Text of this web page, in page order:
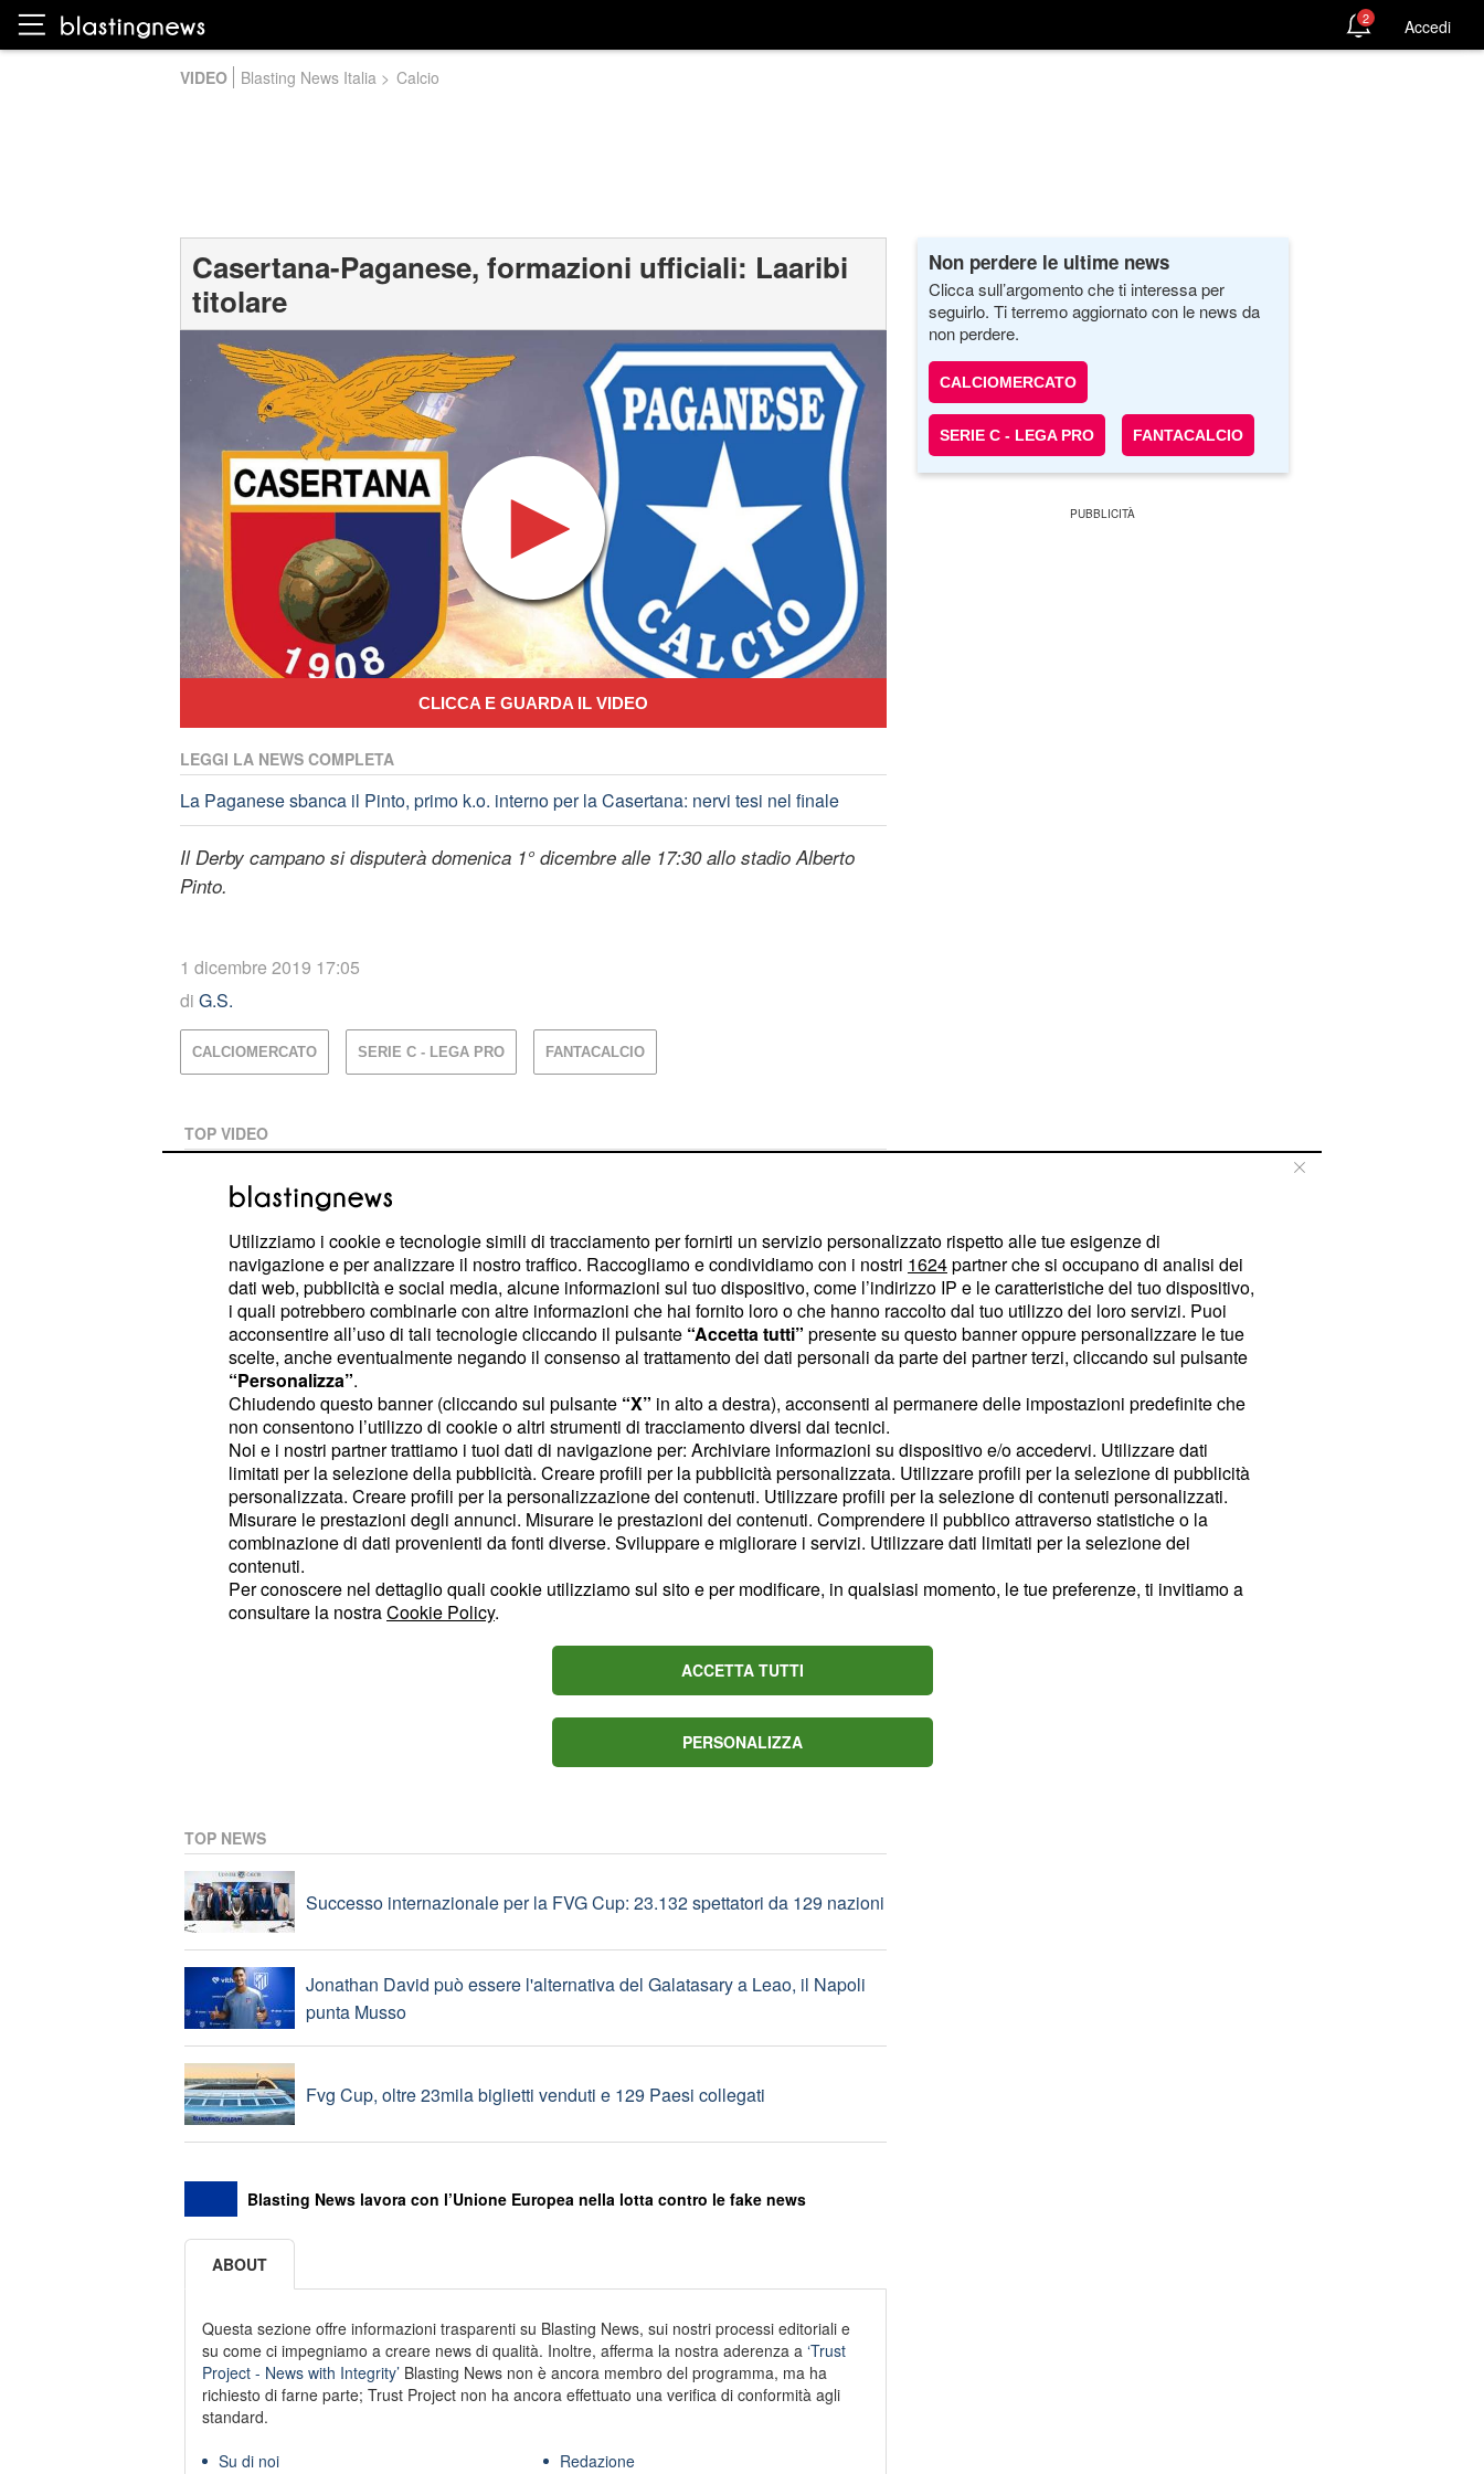
VIDEO Blasting News Italia > Calcio
Casertana-Paganese, formazioni ufficiali: Laaribi
titolare
CLICCA E GUARDA IL VIDEO
LEGGI LA NEWS COMPLETA
La Paganese sbanca il Pinto, primo k.o. interno per la Casertana: nervi tesi nel finale
Il Derby campano si disputerà domenica 1° dicembre alle 17:30 allo stadio Alberto
Pinto.
1 dicembre 2019 17:05
di G.S.
CALCIOMERCATO SERIE C - LEGA PRO FANTACALCIO
TOP VIDEO
Eurogol di Zhegrova, la Juve batte il Chelsea
Milan-Inter in Australia, finisce in parità il primo derby della stagione
PLAYLIST
Gonzalez all'Inter e Frattesi alla Juve ma l'operazione non convince i tifosi
nerazzurri
Inter: presentato Stones, passi avanti anche per Romero
Addio a Franco Baresi, ci lascia 'il capitano' rossonero
Roma: presentato Santiago Castro, in arrivo Koulierakis per la difesa
TOP NEWS
Successo internazionale per la FVG Cup: 23.132 spettatori da 129 nazioni
Jonathan David può essere l'alternativa del Galatasary a Leao, il Napoli
punta Musso
Fvg Cup, oltre 23mila biglietti venduti e 129 Paesi collegati
Blasting News lavora con l’Unione Europea nella lotta contro le fake news
ABOUT
Questa sezione offre informazioni trasparenti su Blasting News, sui nostri processi editoriali e
su come ci impegniamo a creare news di qualità. Inoltre, afferma la nostra aderenza a ‘Trust
Project - News with Integrity’Blasting News non è ancora membro del programma, ma ha
richiesto di farne parte; Trust Project non ha ancora effettuato una verifica di conformità agli
standard.
Su di noi
Redazione
Non perdere le ultime news
Clicca sull’argomento che ti interessa per
seguirlo. Ti terremo aggiornato con le news da
non perdere.
CALCIOMERCATO
SERIE C - LEGA PRO FANTACALCIO
2 Accedi
Utilizziamo i cookie e tecnologie simili di tracciamento per fornirti un servizio personalizzato rispetto alle tue esigenze di
navigazione e per analizzare il nostro traffico. Raccogliamo e condividiamo con i nostri 1624partner che si occupano di analisi dei
dati web, pubblicità e social media, alcune informazioni sul tuo dispositivo, come l’indirizzo IP e le caratteristiche del tuo dispositivo,
i quali potrebbero combinarle con altre informazioni che hai fornito loro o che hanno raccolto dal tuo utilizzo dei loro servizi. Puoi
acconsentire all’uso di tali tecnologie cliccando il pulsante “Accetta tutti” presente su questo banner oppure personalizzare le tue
scelte, anche eventualmente negando il consenso al trattamento dei dati personali da parte dei partner terzi, cliccando sul pulsante
“Personalizza”.
Chiudendo questo banner (cliccando sul pulsante “X” in alto a destra), acconsenti al permanere delle impostazioni predefinite che
non consentono l’utilizzo di cookie o altri strumenti di tracciamento diversi dai tecnici.
Noi e i nostri partner trattiamo i tuoi dati di navigazione per: Archiviare informazioni su dispositivo e/o accedervi. Utilizzare dati
limitati per la selezione della pubblicità. Creare profili per la pubblicità personalizzata. Utilizzare profili per la selezione di pubblicità
personalizzata. Creare profili per la personalizzazione dei contenuti. Utilizzare profili per la selezione di contenuti personalizzati.
Misurare le prestazioni degli annunci. Misurare le prestazioni dei contenuti. Comprendere il pubblico attraverso statistiche o la
combinazione di dati provenienti da fonti diverse. Sviluppare e migliorare i servizi. Utilizzare dati limitati per la selezione dei
contenuti.
Per conoscere nel dettaglio quali cookie utilizziamo sul sito e per modificare, in qualsiasi momento, le tue preferenze, ti invitiamo a
consultare la nostraCookie Policy.
ACCETTA TUTTI
PERSONALIZZA